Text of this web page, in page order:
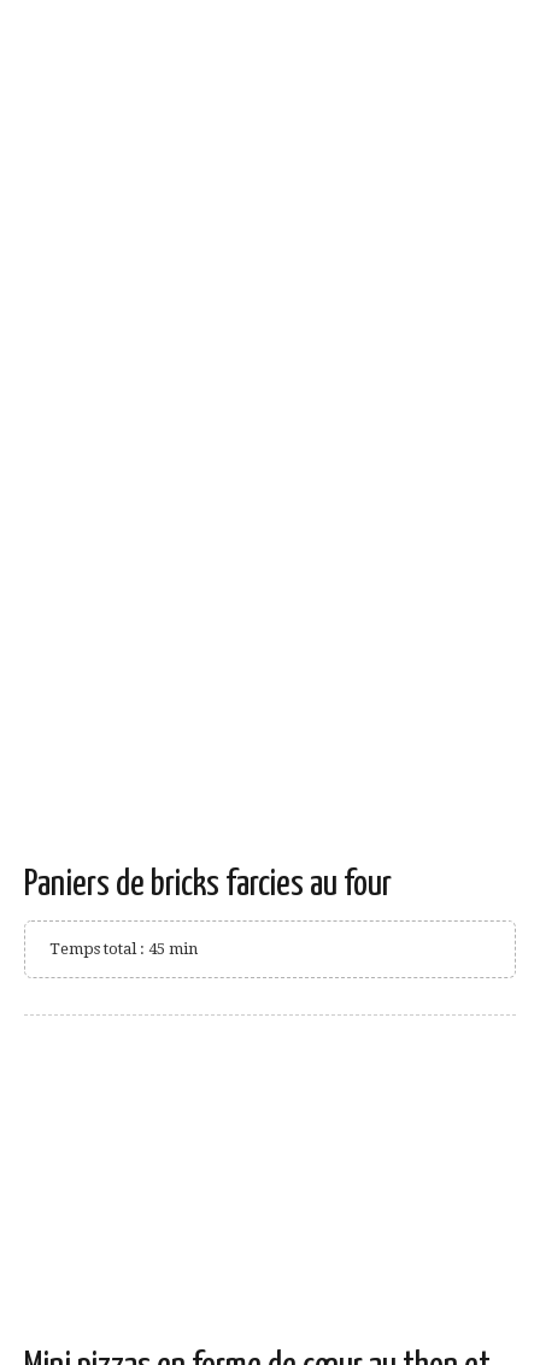
Paniers de bricks farcies au four
Temps total : 45 min